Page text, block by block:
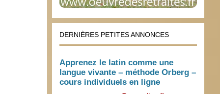
DERNIÈRES PETITES ANNONCES
Apprenez le latin comme une
langue vivante – méthode Orberg –
cours individuels en ligne